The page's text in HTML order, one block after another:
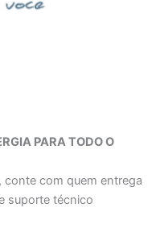
PARA TODO O
conte com quem entrega
suporte técnico